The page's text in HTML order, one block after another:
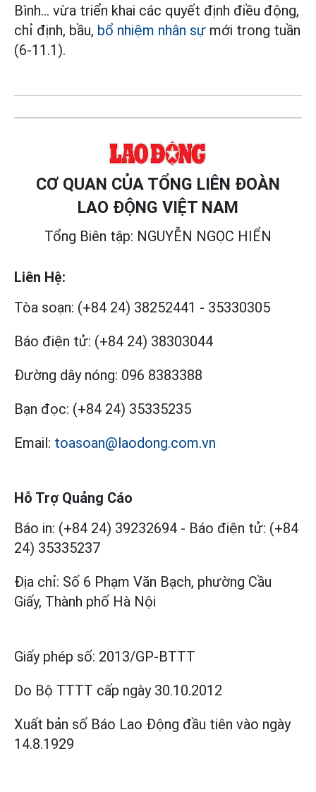
Bình... vừa triển khai các quyết định điều động,
chỉ định, bầu, bổ nhiệm nhân sự mới trong tuần
(6-11.1).
CƠ QUAN CỦA TỔNG LIÊN ĐOÀN
LAO ĐỘNG VIỆT NAM
Tổng Biên tập: NGUYỄN NGỌC HIỂN
Liên Hệ:
Tòa soạn: (+84 24) 38252441 - 35330305
Báo điện tử: (+84 24) 38303044
Đường dây nóng: 096 8383388
Bạn đọc: (+84 24) 35335235
Email: toasoan@laodong.com.vn
Hỗ Trợ Quảng Cáo
Báo in: (+84 24) 39232694 - Báo điện tử: (+84
24) 35335237
Địa chỉ: Số 6 Phạm Văn Bạch, phường Cầu
Giấy, Thành phố Hà Nội
Giấy phép số: 2013/GP-BTTT
Do Bộ TTTT cấp ngày 30.10.2012
Xuất bản số Báo Lao Động đầu tiên vào ngày
14.8.1929